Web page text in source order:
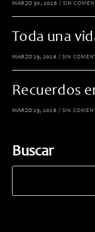
MARZO 30, 2026 / SIN
Toda una
MARZO 29, 2026 / SIN
Recuerdos
MARZO 29, 2026 / SIN
Buscar